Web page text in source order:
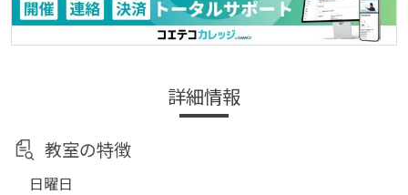
詳細情報
教室の特徴
日曜日